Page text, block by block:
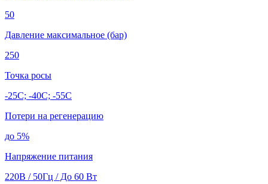
50
Давление максимальное (бар)
250
Точка росы
-25C; -40C; -55C
Потери на регенерацию
до 5%
Напряжение питания
220В / 50Гц / До 60 Вт